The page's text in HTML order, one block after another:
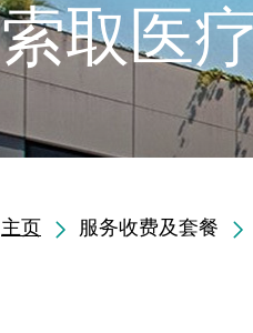
索取医
主页 服务收费及套餐